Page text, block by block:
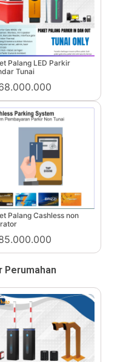
Palang LED Parkir
Tunai
Palang Cashless non
Perumahan